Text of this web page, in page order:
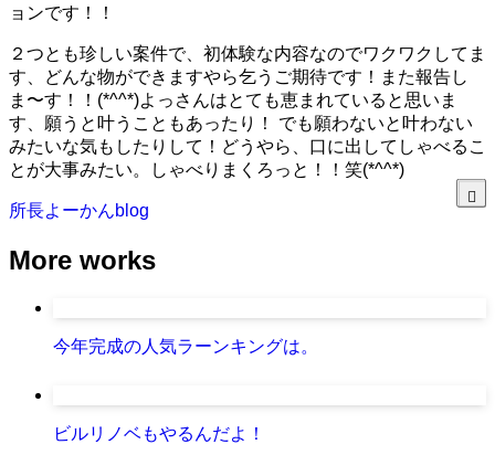
ョンです！！
２つとも珍しい案件で、初体験な内容なのでワクワクしてま
す、どんな物ができますやら乞うご期待です！また報告し
ま〜す！！(*^^*)よっさんはとても恵まれていると思いま
す、願うと叶うこともあったり！ でも願わないと叶わない
みたいな気もしたりして！どうやら、口に出してしゃべるこ
とが大事みたい。しゃべりまくろっと！！笑(*^^*)
所長よーかんblog
More works
今年完成の人気ラーンキングは。
ビルリノベもやるんだよ！